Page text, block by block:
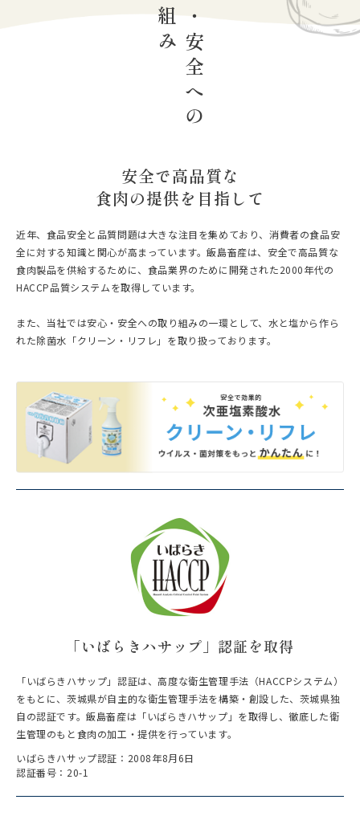
安心・安全への
安全で高品質な
食肉の提供を目指して
近年、食品安全と品質問題は大きな注目を集めており、消費者の食品安
全に対する知識と関心が高まっています。飯島畜産は、安全で高品質な
食肉製品を供給するために、食品業界のために開発された2000年代の
HACCP品質システムを取得しています。
また、当社では安心・安全への取り組みの一環として、水と塩から作ら
れた除菌水「クリーン・リフレ」を取り扱っております。
「いばらきハサップ」認証を取得
「いばらきハサップ」認証は、高度な衛生管理手法（HACCPシステム）
をもとに、茨城県が自主的な衛生管理手法を構築・創設した、茨城県独
自の認証です。飯島畜産は「いばらきハサップ」を取得し、徹底した衛
生管理のもと食肉の加工・提供を行っています。
いばらきハサップ認証：2008年8月6日
認証番号：20-1